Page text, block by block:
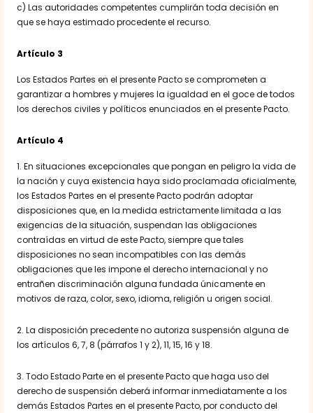
c) Las autoridades competentes cumplirán toda decisión en
que se haya estimado procedente el recurso.
Artículo 3
Los Estados Partes en el presente Pacto se comprometen a
garantizar a hombres y mujeres la igualdad en el goce de todos
los derechos civiles y políticos enunciados en el presente Pacto.
Artículo 4
1. En situaciones excepcionales que pongan en peligro la vida de
la nación y cuya existencia haya sido proclamada oficialmente,
los Estados Partes en el presente Pacto podrán adoptar
disposiciones que, en la medida estrictamente limitada a las
exigencias de la situación, suspendan las obligaciones
contraídas en virtud de este Pacto, siempre que tales
disposiciones no sean incompatibles con las demás
obligaciones que les impone el derecho internacional y no
entrañen discriminación alguna fundada únicamente en
motivos de raza, color, sexo, idioma, religión u origen social.
2. La disposición precedente no autoriza suspensión alguna de
los artículos 6, 7, 8 (párrafos 1 y 2), 11, 15, 16 y 18.
3. Todo Estado Parte en el presente Pacto que haga uso del
derecho de suspensión deberá informar inmediatamente a los
demás Estados Partes en el presente Pacto, por conducto del